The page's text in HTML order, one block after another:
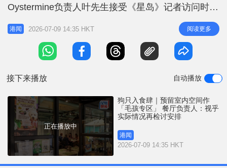
n
Oystermine负责人叶先生接受《星岛》记者访问时表
示，申请准许牌照主要是希望方便客人，「餐厅设有
户外座位，之前都有客人携狗用餐，既然政府推出新
计划，便决定尝试申请，过往宠物完全不能进入室
内，新措施为宠物主人提供更多选择。」 加装挂钩
港闻 2026-07-09 14:35 HKT 阅读更多
接下来播放 自动播放
正在播放中
狗只入食肆｜预留室内空间作
「毛孩专区」 餐厅负责人：视乎
实际情况再检讨安排
港闻
2026-07-09 14:35 HKT